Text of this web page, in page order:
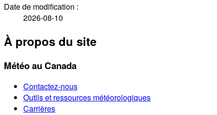
Date de modification :
2026-08-10
À propos du site
Météo au Canada
Contactez-nous
Outils et ressources météorologiques
Carrières